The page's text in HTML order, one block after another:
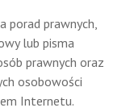
porad prawnych,
lub pisma
prawnych oraz
osobowości
Internetu.